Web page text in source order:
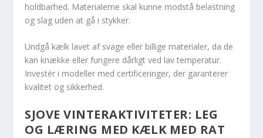
holdbarhed. Materialerne skal kunne modstå belastning
og slag uden at gå i stykker.
Undgå kælk lavet af svage eller billige materialer, da de
kan knække eller fungere dårligt ved lav temperatur.
Investér i modeller med certificeringer, der garanterer
kvalitet og sikkerhed.
SJOVE VINTERAKTIVITETER: LEG
OG LÆRING MED KÆLK MED RAT